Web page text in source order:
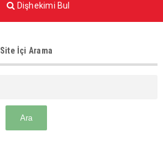
Dişhekimi Bul
Site İçi Arama